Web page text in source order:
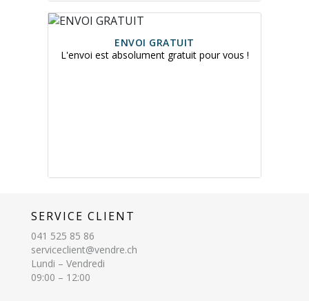
ENVOI GRATUIT
L'envoi est absolument gratuit pour vous !
SERVICE CLIENT
041 525 85 86
serviceclient@vendre.ch
Lundi – Vendredi
09:00 – 12:00